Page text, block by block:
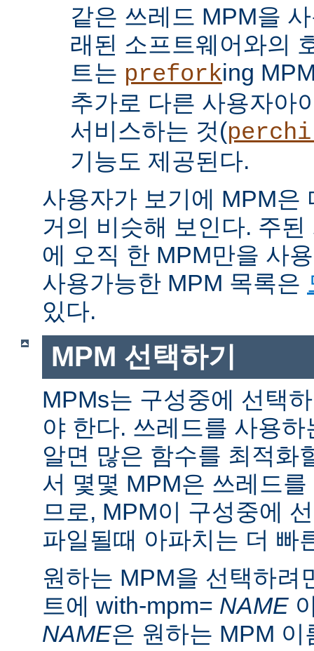
같은 쓰레드 MPM을
래된 소프트웨어와의
트는 preforking
추가로 다른 사용자아
서비스하는 것(
기능도 제공된다.
사용자가 보기에 MPM은
거의 비슷해 보인다. 주
에 오직 한 MPM만을 사
사용가능한 MPM 목록은
있다.
MPM 선택하기
MPMs는 구성중에 선택
야 한다. 쓰레드를 사용
알면 많은 함수를 최적화
서 몇몇 MPM은 쓰레드
므로, MPM이 구성중에
파일될때 아파치는 더 빠
원하는 MPM을 선택하려
트에 with-mpm= NAME
NAME은 원하는 MPM 이